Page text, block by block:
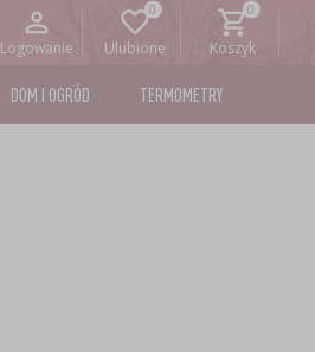
Logowanie Ulubione Koszyk
DOM I OGRÓD TERMOMETRY